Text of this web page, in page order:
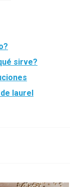
sirve?
laurel